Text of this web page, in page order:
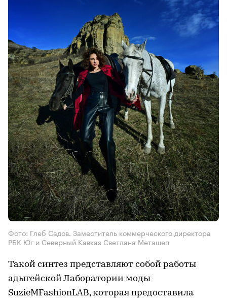
Фото: Глеб Садов. Заместитель коммерческого директора
РБК Юг и Северный Кавказ Светлана Меташеп
Такой синтез представляют собой работы
адыгейской Лаборатории моды
SuzieMFashionLAB, которая предоставила